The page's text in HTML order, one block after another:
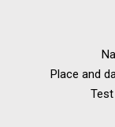
Place and
Test